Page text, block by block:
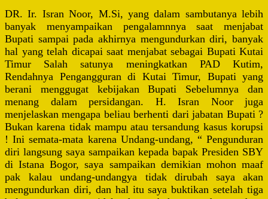
DR. Ir. Isran Noor, M.Si, yang dalam sambutanya lebih
banyak menyampaikan pengalamnnya saat menjabat
Bupati sampai pada akhirnya mengundurkan diri, banyak
hal yang telah dicapai saat menjabat sebagai Bupati Kutai
Timur Salah satunya meningkatkan PAD Kutim,
Rendahnya Pengangguran di Kutai Timur, Bupati yang
berani menggugat kebijakan Bupati Sebelumnya dan
menang dalam persidangan. H. Isran Noor juga
menjelaskan mengapa beliau berhenti dari jabatan Bupati ?
Bukan karena tidak mampu atau tersandung kasus korupsi
! Ini semata-mata karena Undang-undang, “ Pengunduran
diri langsung saya sampaikan kepada bapak Presiden SBY
di Istana Bogor, saya sampaikan demikian mohon maaf
pak kalau undang-undangya tidak dirubah saya akan
mengundurkan diri, dan hal itu saya buktikan setelah tiga